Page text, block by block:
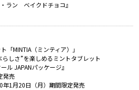
ラン ベイクドチョコ』
「MINTIA（ミンティア）」
しさ”を楽しめるミントタブレット
ル JAPANパッケージ』
発売
1月20日（月）期間限定発売